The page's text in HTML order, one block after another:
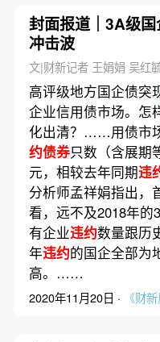
封面报道｜3A级国
冲击波
文|财新记者 王娟娟 吴红
高评级地方国企债突
企业信用债市场。怎
化出清？……用债市
约债券只数（含展期
元，相较去年同期违
分析师孟祥娟指出，
看，远不及2018年的
有企业违约数量跟历
年违约的国企全部为
高。……
2020年11月20日 · 《财